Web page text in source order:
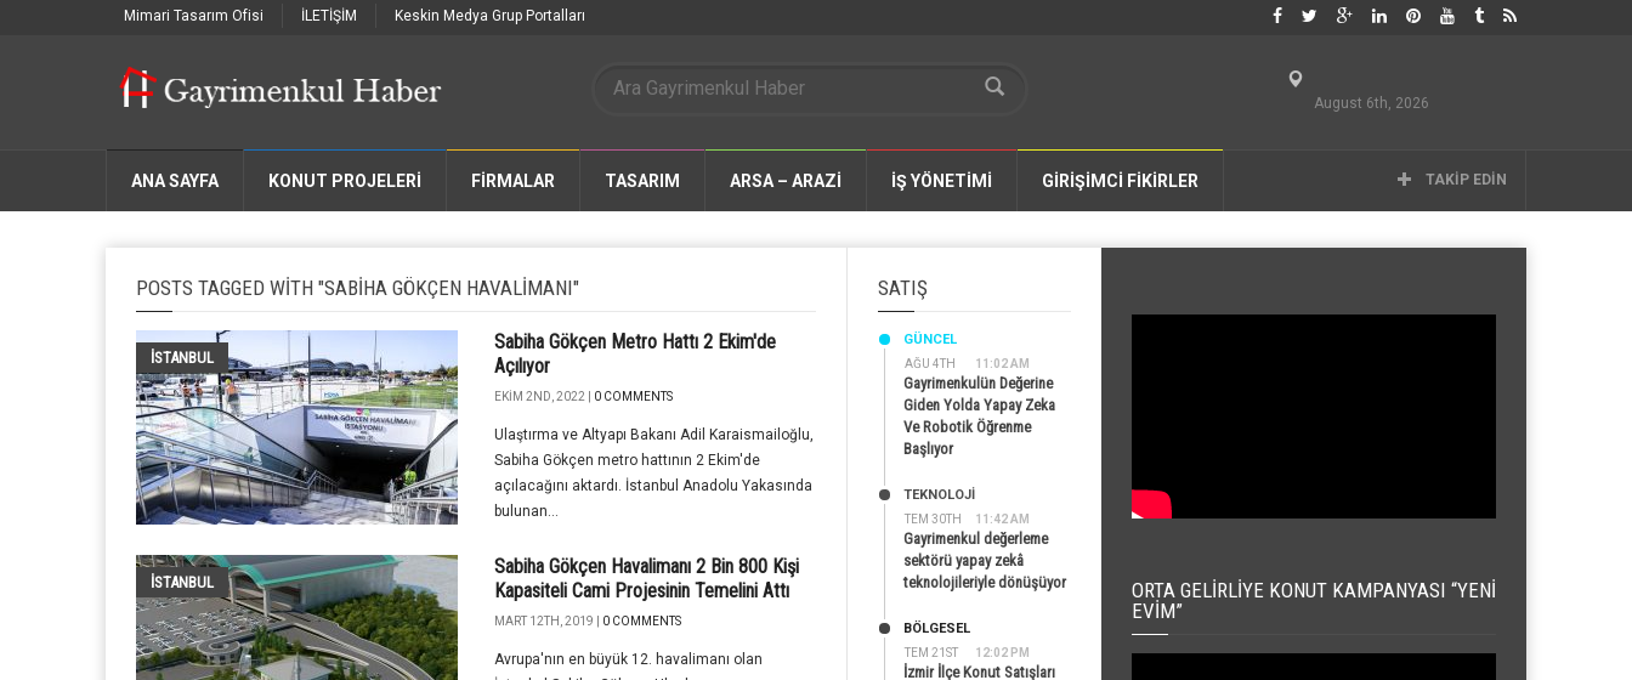
Mimari Tasarım Ofisi İLETİŞİM Keskin Medya Grup Portalları
August 6th, 2026
ANA SAYFA KONUT PROJELERİ FIRMALAR TASARIM ARSA – ARAZİ İŞ YÖNETİMİ GİRİŞİMCİ FİKİRLER TAKIP EDIN
POSTS TAGGED WITH "SABIHA GÖKÇEN HAVALIMANI"
İSTANBUL
Sabiha Gökçen Metro Hattı 2 Ekim'de
Açılıyor
EKIM 2ND, 2022 | 0 COMMENTS
Ulaştırma ve Altyapı Bakanı Adil Karaismailoğlu,
Sabiha Gökçen metro hattının 2 Ekim'de
açılacağını aktardı. İstanbul Anadolu Yakasında
bulunan...
İSTANBUL
Sabiha Gökçen Havalimanı 2 Bin 800 Kişi
Kapasiteli Cami Projesinin Temelini Attı
MART 12TH, 2019 | 0 COMMENTS
Avrupa'nın en büyük 12. havalimanı olan
SATIŞ
AĞU 4TH 11:02 AM
GÜNCEL
Gayrimenkulün Değerine
Giden Yolda Yapay Zeka
Ve Robotik Öğrenme
Başlıyor
TEM 30TH 11:42 AM
TEKNOLOJİ
Gayrimenkul değerleme
sektörü yapay zekâ
teknolojileriyle dönüşüyor
TEM 21ST 12:02 PM
BÖLGESEL
İzmir İlçe Konut Satışları
ORTA GELIRLIYE KONUT KAMPANYASI “YENI
EVIM”